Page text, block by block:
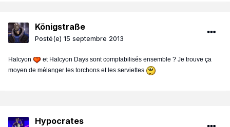
Königstraße
Posté(e) 15 septembre 2013
Halcyon
et Halcyon Days sont comptabilisés ensemble ? Je trouve ça
moyen de mélanger les torchons et les serviettes
Hypocrates